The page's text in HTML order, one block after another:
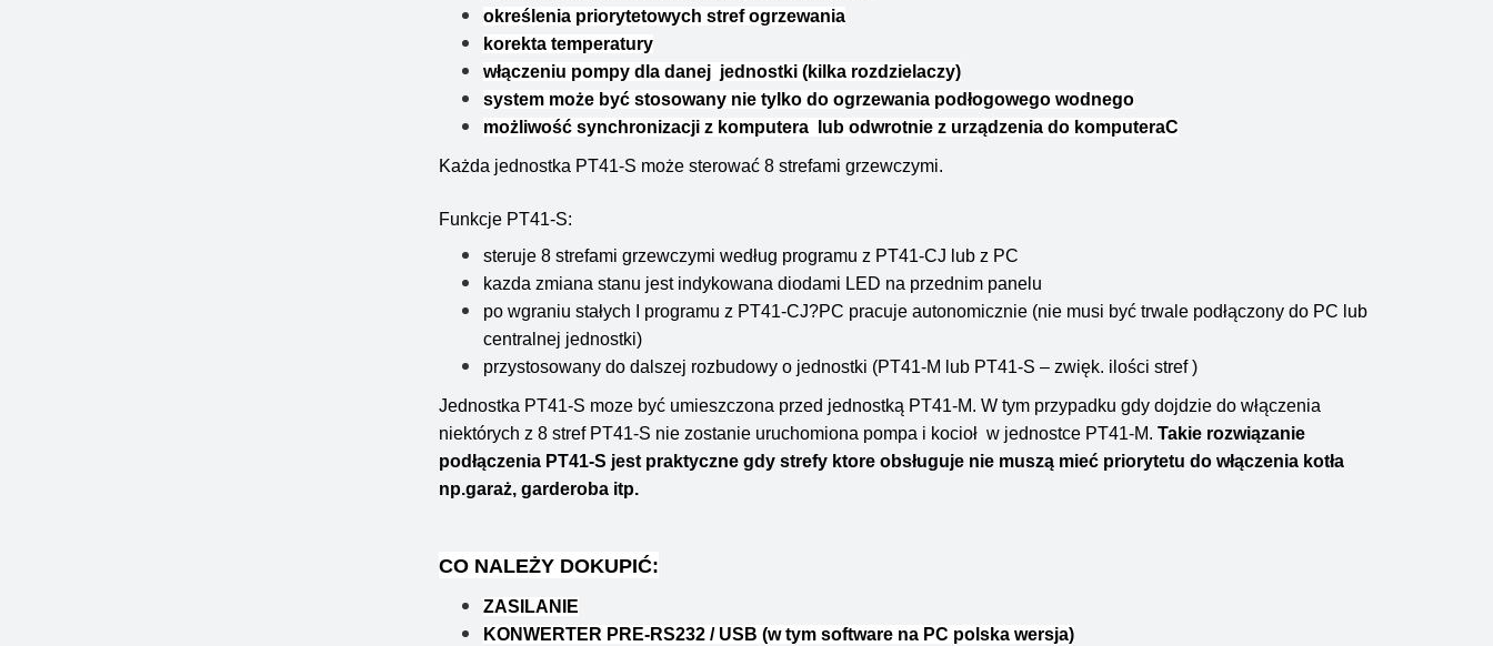
określenia priorytetowych stref ogrzewania
korekta temperatury
włączeniu pompy dla danej jednostki (kilka rozdzielaczy)
system może być stosowany nie tylko do ogrzewania podłogowego wodnego
możliwość synchronizacji z komputera lub odwrotnie z urządzenia do komputeraC
Każda jednostka PT41-S może sterować 8 strefami grzewczymi.
Funkcje PT41-S:
steruje 8 strefami grzewczymi według programu z PT41-CJ lub z PC
kazda zmiana stanu jest indykowana diodami LED na przednim panelu
po wgraniu stałych I programu z PT41-CJ?PC pracuje autonomicznie (nie musi być trwale podłączony do PC lub
centralnej jednostki)
przystosowany do dalszej rozbudowy o jednostki (PT41-M lub PT41-S – zwięk. ilości stref )
Jednostka PT41-S moze być umieszczona przed jednostką PT41-M. W tym przypadku gdy dojdzie do włączenia
niektórych z 8 stref PT41-S nie zostanie uruchomiona pompa i kocioł w jednostce PT41-M. Takie rozwiązanie
podłączenia PT41-S jest praktyczne gdy strefy ktore obsługuje nie muszą mieć priorytetu do włączenia kotła
np.garaż, garderoba itp.
CO NALEŻY DOKUPIĆ:
ZASILANIE
KONWERTER PRE-RS232 / USB (w tym software na PC polska wersja)